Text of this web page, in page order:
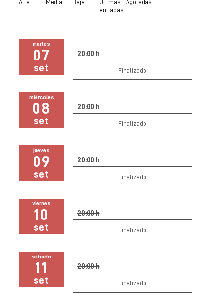
Alta Media Baja
Últimas
entradas
Agotadas
martes
07
set
20:00 h
Finalizado
miércoles
08
set
20:00 h
Finalizado
jueves
09
set
20:00 h
Finalizado
viernes
10
set
20:00 h
Finalizado
sábado
11
set
20:00 h
Finalizado